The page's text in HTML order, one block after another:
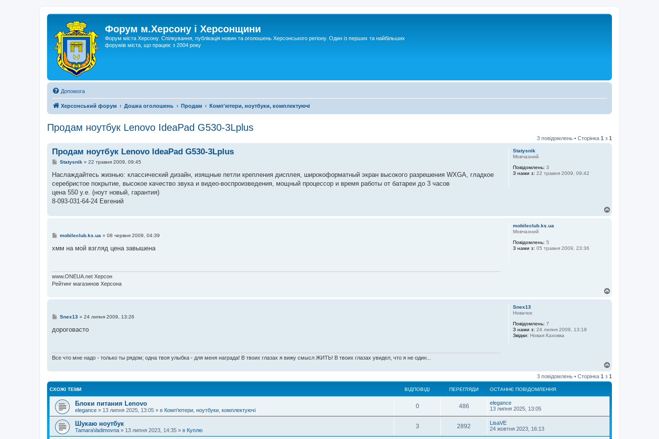
Форум м.Херсону і Херсонщини
Форум міста Херсону. Спілкування, публікація новин та оголошень Херсонського регіону. Один із перших та найбільших
форумів міста, що працює з 2004 року
Допомога
Херсонський форум Дошка оголошень Продам Комп'ютери, ноутбуки, комплектуючі
Продам ноутбук Lenovo IdeaPad G530-3Lplus
3 повідомлень • Сторінка 1 з 1
Statysnik
Мовчазний
Повідомлень: 3
З нами з: 22 травня 2009, 09:42
Продам ноутбук Lenovo IdeaPad G530-3Lplus
П
в
д
о
л
Statysnik » 22 травня 2009, 09:45
Наслаждайтесь жизнью: классический дизайн, изящные петли крепления дисплея, широкоформатный экран высокого разрешения WXGA, гладкое
серебристое покрытие, высокое качество звука и видео-воспроизведения, мощный процессор и время работы от батареи до 3 часов
цена 550 у.е. (ноут новый, гарантия)
8-093-031-64-24 Евгений
mobileclub.ks.ua
Мовчазний
Повідомлень: 5
З нами з: 05 травня 2009, 23:36
П
в
л
е
я
mobileclub.ks.ua » 08 червня 2009, 04:39
хмм на мой взгляд цена завышена
www.ONEUA.net Херсон
Рейтинг магазинов Херсона
Snex13
Новачок
Повідомлень: 7
З нами з: 24 липня 2009, 13:18
Звідки: Новая Каховка
П
в
л
я
Snex13» 24 липня 2009, 13:26
дороговасто
Все что мне надо - только ты рядом; одна твоя улыбка - для меня награда! В твоих глазах я вижу смысл ЖИТЬ! В твоих глазах увидел, что я не один...
г
о
3 повідомлень • Сторінка 1 з 1
СХОЖІ ТЕМИ ВІДПОВІДІ ПЕРЕГЛЯДИ ОСТАННЄ ПОВІДОМЛЕННЯ
Блоки питания Lenovo
elegance » 13 липня 2025, 13:05 » в Комп'ютери, ноутбуки, комплектуючі
0 486
elegance
13 липня 2025, 13:05
Шукаю ноутбук
TamaraVadimovna » 13 липня 2023, 14:35 » в Куплю
3 2892
LisaVE
24 жовтня 2023, 16:13